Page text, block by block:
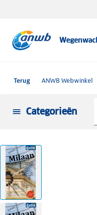
Terug ANWB Webwinkel
Categorieën